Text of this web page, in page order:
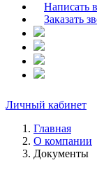
Написать
Заказать
Личный кабинет
Главная
О компании
Документы